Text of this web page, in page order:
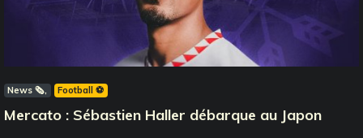
News 🗞️ Football ⚽️
Mercato : Sébastien Haller débarque au Japon